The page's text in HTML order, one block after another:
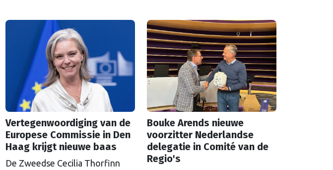
emissiehandelssysteem ETS in
zicht, groeien de klachten over
de ‘koolstoftaks’. Zal ETS
versoepeld worden? Als het aan
wetenschappers ligt, is dat een
grove fout.
Als Brussel de milieu-eisen voor
mijnbouwbedrijven versoepelt,
zijn het de Nederlandse
drinkwaterbedrijven die dat
moeten oplossen.
Vertegenwoordiging van de
Europese Commissie in Den
Haag krijgt nieuwe baas
De Zweedse Cecilia Thorfinn
Bouke Arends nieuwe
voorzitter Nederlandse
delegatie in Comité van de
Regio's